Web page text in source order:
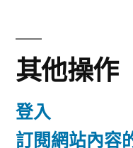
其他操作
登入
訂閱網站內容